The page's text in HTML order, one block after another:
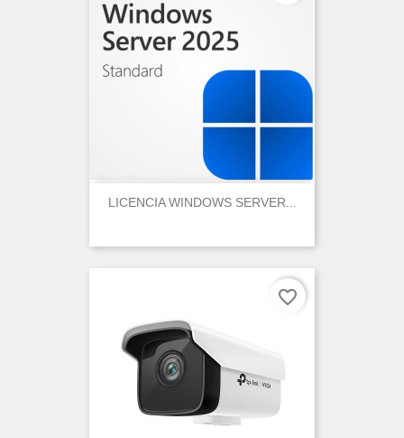
LICENCIA WINDOWS SERVER...
favorite_border